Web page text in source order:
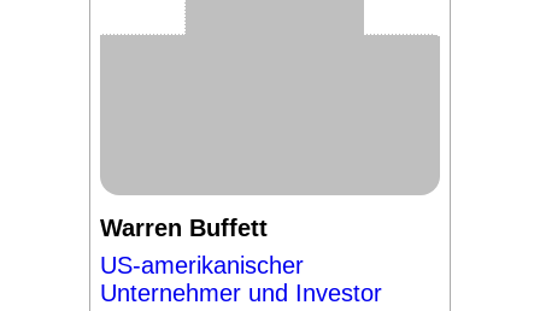
Warren Buffett
US-amerikanischer
Unternehmer und Investor